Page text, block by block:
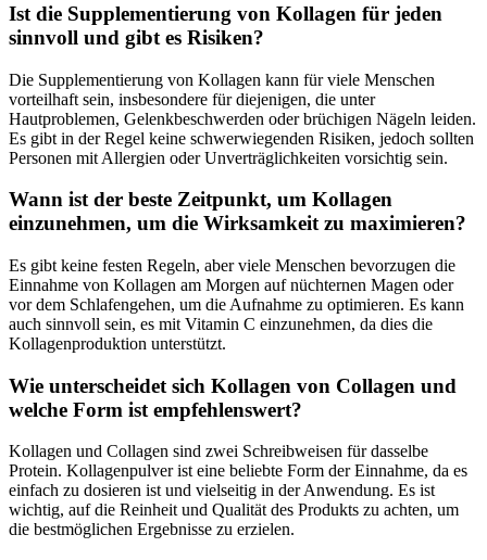
Ist die Supplementierung von Kollagen für jeden
sinnvoll und gibt es Risiken?
Die Supplementierung von Kollagen kann für viele Menschen
vorteilhaft sein, insbesondere für diejenigen, die unter
Hautproblemen, Gelenkbeschwerden oder brüchigen Nägeln leiden.
Es gibt in der Regel keine schwerwiegenden Risiken, jedoch sollten
Personen mit Allergien oder Unverträglichkeiten vorsichtig sein.
Wann ist der beste Zeitpunkt, um Kollagen
einzunehmen, um die Wirksamkeit zu maximieren?
Es gibt keine festen Regeln, aber viele Menschen bevorzugen die
Einnahme von Kollagen am Morgen auf nüchternen Magen oder
vor dem Schlafengehen, um die Aufnahme zu optimieren. Es kann
auch sinnvoll sein, es mit Vitamin C einzunehmen, da dies die
Kollagenproduktion unterstützt.
Wie unterscheidet sich Kollagen von Collagen und
welche Form ist empfehlenswert?
Kollagen und Collagen sind zwei Schreibweisen für dasselbe
Protein. Kollagenpulver ist eine beliebte Form der Einnahme, da es
einfach zu dosieren ist und vielseitig in der Anwendung. Es ist
wichtig, auf die Reinheit und Qualität des Produkts zu achten, um
die bestmöglichen Ergebnisse zu erzielen.